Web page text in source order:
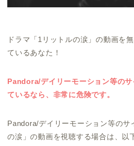
ドラマ「1リットルの涙」の動画を
ているあなた！
Pandora/デイリーモーション等の
ているなら、非常に危険です。
Pandora/デイリーモーション等のサ
の涙」の動画を視聴する場合は、以